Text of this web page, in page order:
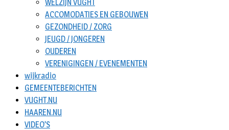
WELZIJN VUGHT
ACCOMODATIES EN GEBOUWEN
GEZONDHEID / ZORG
JEUGD / JONGEREN
OUDEREN
VERENIGINGEN / EVENEMENTEN
wijkradio
GEMEENTEBERICHTEN
VUGHT.NU
HAAREN.NU
VIDEO’S